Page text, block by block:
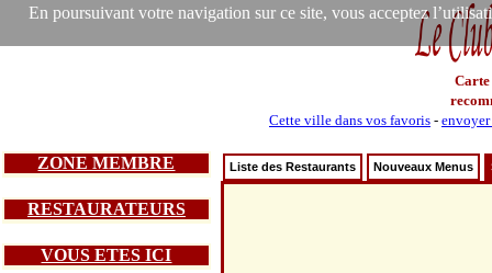
En poursuivant votre navigation sur ce site, vous acceptez
Carte
Cette ville dans vos favoris -
ZONE MEMBRE
RESTAURATEURS
VOUS ETES ICI
Liste des Restaurants Nouveaux Menus